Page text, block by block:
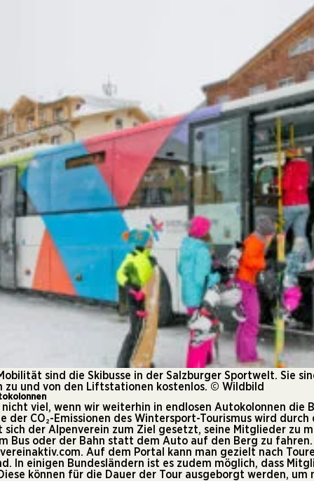
sind die Skibusse in der Salzburger Sportwelt. Sie
zu und von den Liftstationen kostenlos. © Wildbild
viel, wenn wir weiterhin in endlosen Autokolonnen die
der CO₂-Emissionen des Wintersport-Tourismus wird durch
sich der Alpenverein zum Ziel gesetzt, seine Mitglieder zu
Bus oder der Bahn statt dem Auto auf den Berg zu
. Auf dem Portal kann man gezielt nach
In einigen Bundesländern ist es zudem möglich, dass
können für die Dauer der Tour ausgeborgt werden, um